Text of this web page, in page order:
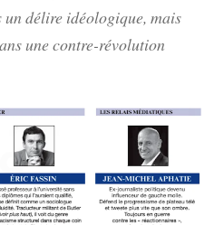
un délire idéologique, mais
une contre-révolution